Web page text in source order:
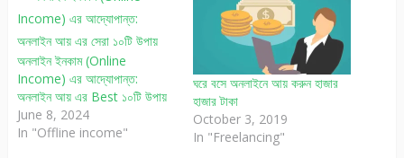
অনলাইন ইনকাম (Online
Income) এর আদ্যোপান্ত:
অনলাইন আয় এর Best ১০টি উপায়
June 8, 2024
In "Offline income"
ঘরে বসে অনলাইনে আয় করুন হাজার
হাজার টাকা
October 3, 2019
In "Freelancing"